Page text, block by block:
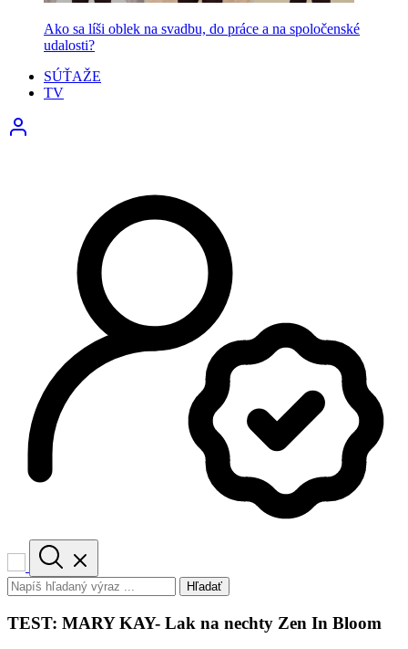
Ako sa líši oblek na svadbu, do práce a na spoločenské
udalosti?
SÚŤAŽE
TV
Hľadať
TEST: MARY KAY- Lak na nechty Zen In Bloom